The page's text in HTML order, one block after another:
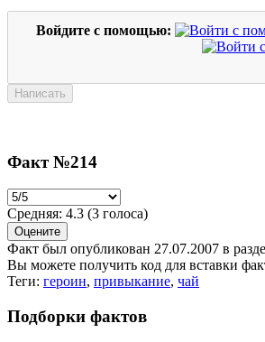
Войдите с помощью:
Факт №214
Средняя: 4.3 (3 голоса)
Факт был опубликован 27.07.2007 в
Вы можете получить код для вставки
Теги: героин, привыкание, чай
Подборки фактов